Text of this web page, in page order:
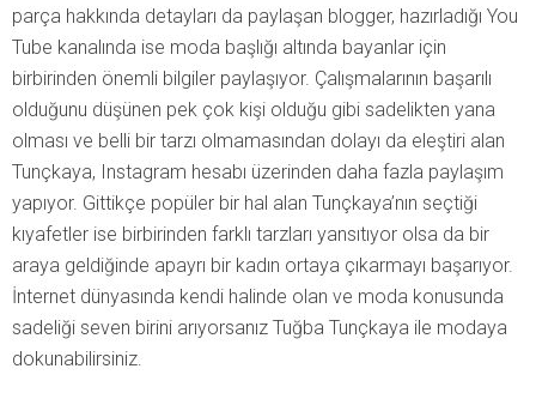
parça hakkında detayları da paylaşan blogger, hazırladığı You
Tube kanalında ise moda başlığı altında bayanlar için
birbirinden önemli bilgiler paylaşıyor. Çalışmalarının başarılı
olduğunu düşünen pek çok kişi olduğu gibi sadelikten yana
olması ve belli bir tarzı olmamasından dolayı da eleştiri alan
Tunçkaya, Instagram hesabı üzerinden daha fazla paylaşım
yapıyor. Gittikçe popüler bir hal alan Tunçkaya’nın seçtiği
kıyafetler ise birbirinden farklı tarzları yansıtıyor olsa da bir
araya geldiğinde apayrı bir kadın ortaya çıkarmayı başarıyor.
İnternet dünyasında kendi halinde olan ve moda konusunda
sadeliği seven birini arıyorsanız Tuğba Tunçkaya ile modaya
dokunabilirsiniz.